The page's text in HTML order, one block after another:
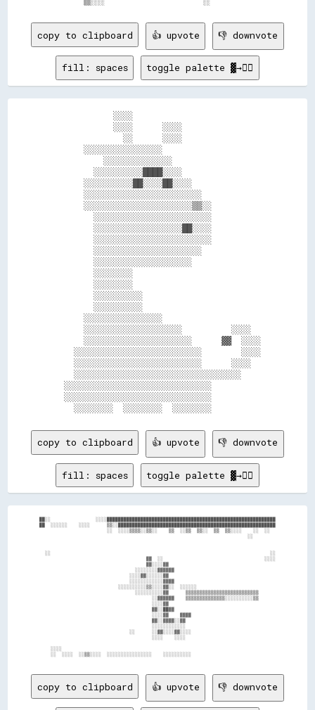
copy to clipboard 👍 upvote 👎 downvote
fill: spaces toggle palette ▓→✊🏽
            ░░░░
            ░░░░      ░░░░
              ░░      ░░░░
      ░░░░░░░░░░░░░░░░
          ░░░░░░░░░░░░░░
        ░░░░░░░░░░████░░░░
      ░░░░░░░░░░██░░░░██░░░░
      ░░░░░░░░░░░░░░░░░░░░░░░░
      ░░░░░░░░░░░░░░░░░░░░░░▒▒░░
        ░░░░░░░░░░░░░░░░░░░░░░░░
        ░░░░░░░░░░░░░░░░░░██░░░░
        ░░░░░░░░░░░░░░░░░░░░░░░░
        ░░░░░░░░░░░░░░░░░░░░░░
        ░░░░░░░░░░░░░░░░░░░░
        ░░░░░░░░
        ░░░░░░░░
        ░░░░░░░░░░
        ░░░░░░░░░░
      ░░░░░░░░░░░░░░░░
      ░░░░░░░░░░░░░░░░░░░░          ░░░░
      ░░░░░░░░░░░░░░░░░░░░░░      ▓▓  ░░░░
    ░░░░░░░░░░░░░░░░░░░░░░░░░░        ░░░░
    ░░░░░░░░░░░░░░░░░░░░░░░░░░      ░░░░
    ░░░░░░░░░░░░░░░░░░░░░░░░░░░░░░░░░░
  ░░░░░░░░░░░░░░░░░░░░░░░░░░░░░░
  ░░░░░░░░░░░░░░░░░░░░░░░░░░░░░░
copy to clipboard 👍 upvote 👎 downvote
fill: spaces toggle palette ▓→✊🏽
██░░                ░░░░████████████████████████████████████████████████████████████
██  ░░░░░░    ░░░░      ▒▒░░████████████████████████████████████████████████████████
                        ░░  ░░░░▒▒▒▒░░▒▒░░    ▒▒  ░░▒▒  ▒▒░░  ▒▒  ▒▒░░░░    ░░  ░░
                                                                          ░░
  ░░                                                                              ░░
                                      ▓▓  ░░                                    ░░░░
                                      ▓▓░░░░▓▓
                                  ░░░░░░░░▓▓▓▓▓▓
                                ░░░░▓▓░░░░░░▓▓
                                ░░░░░░░░░░░░▓▓▓▓
                            ░░░░░░░░░░▒▒░░░░▓▓░░  ░░░░░░
                                  ░░░░░░░░░░▓▓      ▒▒▒▒▒▒▒▒▒▒▒▒▒▒▒▒▒▒▒▒▒▒▒▒▒▒
                                        ░░▓▓▓▓▓▓    ▒▒▒▒▒▒▒▒▒▒▒▒▒▒░░░░░░░░░░▒▒
                                        ░░░░▓▓
                                        ▓▓░░██▓▓
                                        ░░░░▓▓    ▓▓▓▓
                                        ▓▓░░▓▓▓▓░░▓▓
                                        ░░░░░░░░░░░░
                                ░░      ░░▓▓░░░░▓▓░░░░
                                        ░░░░    ░░░░
    ░░░░
copy to clipboard 👍 upvote 👎 downvote